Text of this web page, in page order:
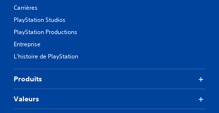
Carrières
PlayStation Studios
PlayStation Productions
Entreprise
L'histoire de PlayStation
Produits
Valeurs